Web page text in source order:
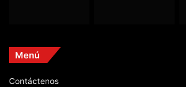
Menú
Contáctenos